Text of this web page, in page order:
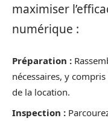
maximiser
numérique :
Préparation :
nécessaires, y
de la location.
Inspection :